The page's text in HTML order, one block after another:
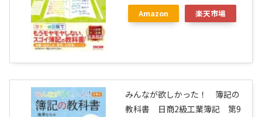
Amazon 楽天市場
みんなが欲しかった！ 簿記の
教科書 日商2級工業簿記 第9